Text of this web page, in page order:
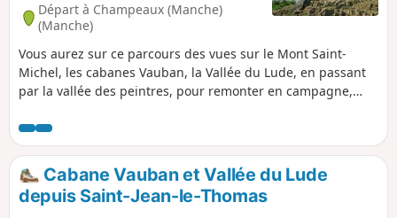
Départ à Champeaux (Manche)
(Manche)
Vous aurez sur ce parcours des vues sur le Mont Saint-
Michel, les cabanes Vauban, la Vallée du Lude, en passant
par la vallée des peintres, pour remonter en campagne,
quartier de Beausoleil à Saint-Pair.
Cabane Vauban et Vallée du Lude
depuis Saint-Jean-le-Thomas